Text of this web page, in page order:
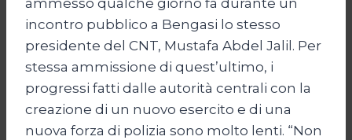
ammesso qualche giorno fa durante un
incontro pubblico a Bengasi lo stesso
presidente del CNT, Mustafa Abdel Jalil. Per
stessa ammissione di quest’ultimo, i
progressi fatti dalle autorità centrali con la
creazione di un nuovo esercito e di una
nuova forza di polizia sono molto lenti. “Non